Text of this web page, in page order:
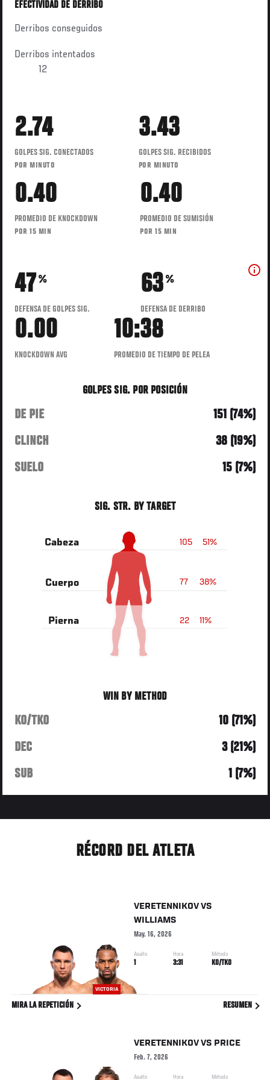
EFECTIVIDAD DE DERRIBO
Derribos conseguidos
Derribos intentados
12
2.74
GOLPES SIG. CONECTADOS
POR MINUTO
3.43
GOLPES SIG. RECIBIDOS
POR MINUTO
0.40
PROMEDIO DE KNOCKDOWN
POR 15 MIN
0.40
PROMEDIO DE SUMISIÓN
POR 15 MIN
47 %
DEFENSA DE GOLPES SIG.
63 %
DEFENSA DE DERRIBO
0.00
KNOCKDOWN AVG
10:38
PROMEDIO DE TIEMPO DE PELEA
GOLPES SIG. POR POSICIÓN
DE PIE
151 (74%)
CLINCH
38 (19%)
SUELO
15 (7%)
SIG. STR. BY TARGET
51%
105
Cabeza
38%
77
Cuerpo
11%
22
Pierna
WIN BY METHOD
KO/TKO
10 (71%)
DEC
3 (21%)
SUB
1 (7%)
RÉCORD DEL ATLETA
VICTORIA
VERETENNIKOV VS
WILLIAMS
May. 16, 2026
Asalto
1
Hora
3:31
Método
KO/TKO
MIRA LA REPETICIÓN RESUMEN
VERETENNIKOV VS PRICE
Feb. 7, 2026
Asalto Hora Método